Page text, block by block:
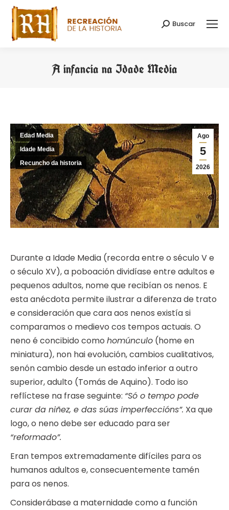
Search:
Buscar
A infancia na Idade Media
Ago
5
2026
Edad Media
Idade Media
Recuncho da historia
Durante a Idade Media (recorda entre o século V e
o século XV), a poboación dividíase entre adultos e
pequenos adultos, nome que recibían os nenos. E
esta anécdota permite ilustrar a diferenza de trato
e consideración que cara aos nenos existía si
comparamos o medievo cos tempos actuais. O
neno é concibido como homúnculo (home en
miniatura), non hai evolución, cambios cualitativos,
senón cambio desde un estado inferior a outro
superior, adulto (Tomás de Aquino). Todo iso
reflíctese na frase seguinte: “Só o tempo pode
curar da niñez, e das súas imperfeccións”. Xa que
logo, o neno debe ser educado para ser
“reformado”.
Eran tempos extremadamente difíciles para os
humanos adultos e, consecuentemente tamén
para os nenos.
Considerábase a maternidade como a función